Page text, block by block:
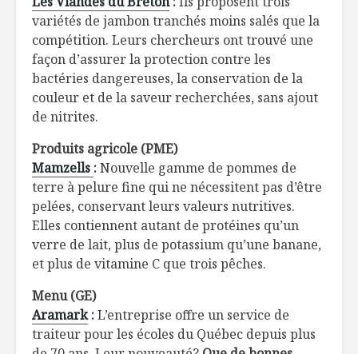
variétés de jambon tranchés moins salés que la
compétition. Leurs chercheurs ont trouvé une
façon d’assurer la protection contre les
bactéries dangereuses, la conservation de la
couleur et de la saveur recherchées, sans ajout
de nitrites.
Produits agricole (PME)
Mamzells :Nouvelle gamme de pommes de
terre à pelure fine qui ne nécessitent pas d’être
pelées, conservant leurs valeurs nutritives.
Elles contiennent autant de protéines qu’un
verre de lait, plus de potassium qu’une banane,
et plus de vitamine C que trois pêches.
Menu (GE)
Aramark:L’entreprise offre un service de
traiteur pour les écoles du Québec depuis plus